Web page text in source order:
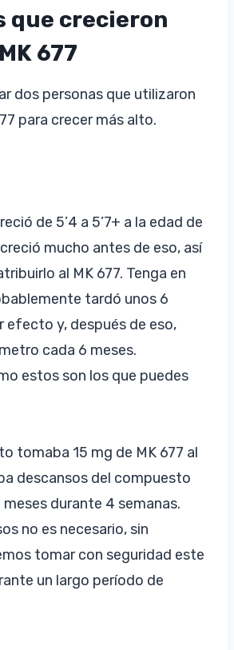
que crecieron
677
dos personas que utilizaron
para crecer más alto.
de 5’4 a 5’7+ a la edad de
mucho antes de eso, así
al MK 677. Tenga en
tardó unos 6
efecto y, después de eso,
cada 6 meses.
estos son los que puedes
tomaba 15 mg de MK 677 al
descansos del compuesto
durante 4 semanas.
no es necesario, sin
tomar con seguridad este
un largo período de